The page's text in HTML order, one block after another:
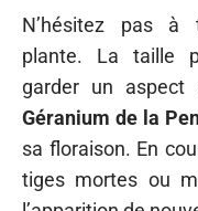
N’hésitez pas à
plante. La taille
garder un aspect
Géranium de la
sa floraison. En
tiges mortes ou